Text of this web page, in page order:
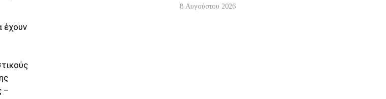
έχουν
–
8 Αυγούστου 2026